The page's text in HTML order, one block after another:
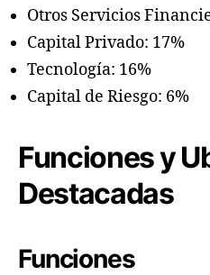
Otros Servicios
Capital Privado: 17%
Tecnología: 16%
Capital de Riesgo: 6%
Funciones y
Destacadas
Funciones